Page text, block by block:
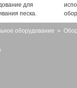
для
песка.
оборудование »